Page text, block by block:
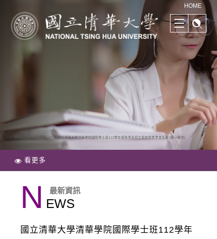
清華學院國際學士班｜多樣化的學習路徑｜幫助培養國際競爭力HOME
國立清華大學清華學院國際學士班112學年度秋季班招生錄取暨獎學金名單 (第一梯次)
看更多
N EWS
最新資訊
國立清華大學清華學院國際學士班112學年